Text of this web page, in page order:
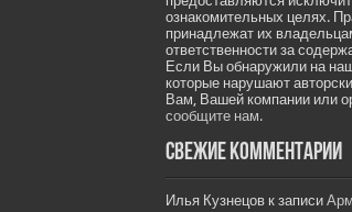
ознакомительных целях.
принадлежат их
ответственности за
Если Вы обнаружили на
которые нарушают
Вам, Вашей компании или
сообщите нам.
Свежие комментарии
Илья Кузнецовк записи